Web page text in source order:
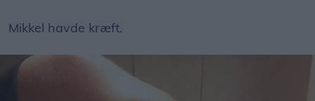
Mikkel havde kræft.